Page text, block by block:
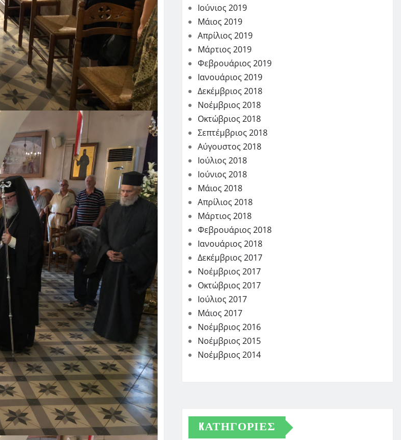
Ιούνιος 2019
Μάιος 2019
Απρίλιος 2019
Μάρτιος 2019
Φεβρουάριος 2019
Ιανουάριος 2019
Δεκέμβριος 2018
Νοέμβριος 2018
Οκτώβριος 2018
Σεπτέμβριος 2018
Αύγουστος 2018
Ιούλιος 2018
Ιούνιος 2018
Μάιος 2018
Απρίλιος 2018
Μάρτιος 2018
Φεβρουάριος 2018
Ιανουάριος 2018
Δεκέμβριος 2017
Νοέμβριος 2017
Οκτώβριος 2017
Ιούλιος 2017
Μάιος 2017
Νοέμβριος 2016
Νοέμβριος 2015
Νοέμβριος 2014
KΑΤΗΓΟΡΊΕΣ